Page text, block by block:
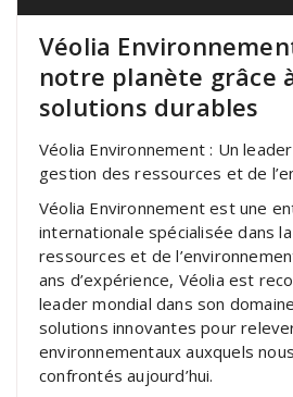
Véolia
notre planète grâce
solutions durables
Véolia Environnement : Un
gestion des ressources et de
Véolia Environnement est une
internationale spécialisée dans
ressources et de
ans d’expérience, Véolia est
leader mondial dans son
solutions innovantes pour
environnementaux auxquels
confrontés aujourd’hui.